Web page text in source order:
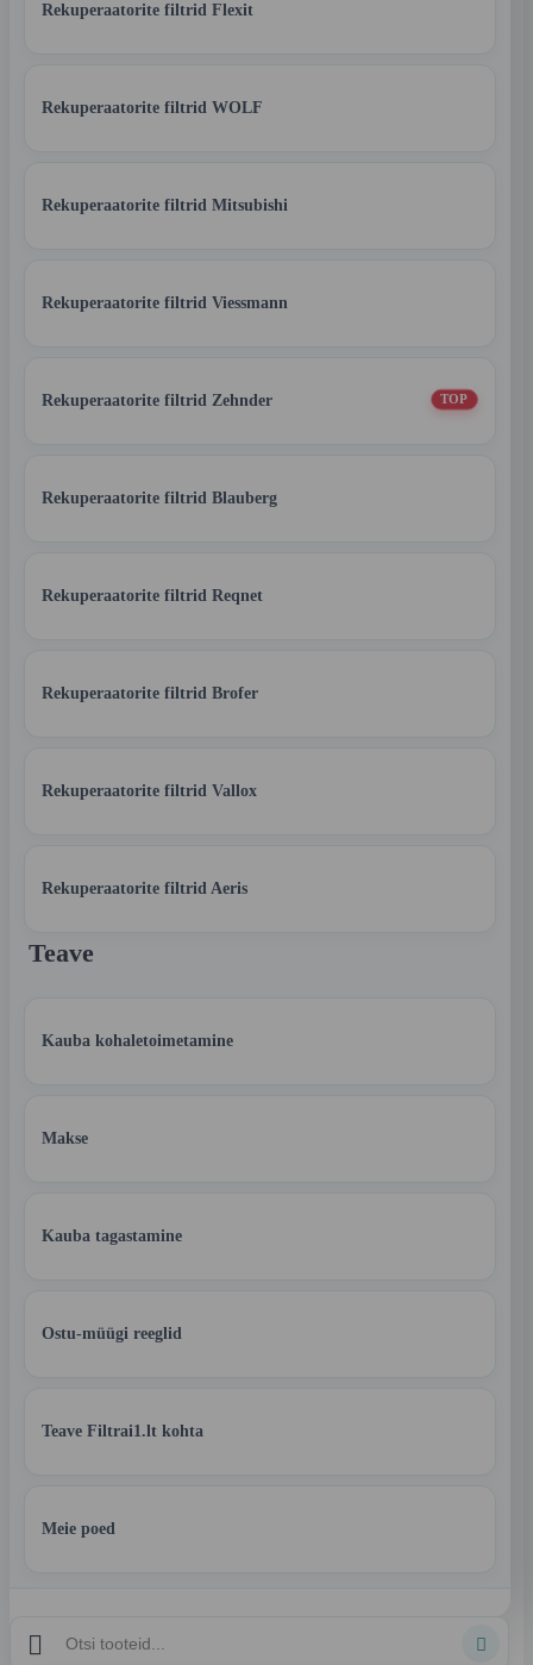
Rekuperaatorite filtrid Flexit
Rekuperaatorite filtrid WOLF
Rekuperaatorite filtrid Mitsubishi
Rekuperaatorite filtrid Viessmann
Rekuperaatorite filtrid Zehnder TOP
Rekuperaatorite filtrid Blauberg
Rekuperaatorite filtrid Reqnet
Rekuperaatorite filtrid Brofer
Rekuperaatorite filtrid Vallox
Rekuperaatorite filtrid Aeris
Teave
Kauba kohaletoimetamine
Makse
Kauba tagastamine
Ostu-müügi reeglid
Teave Filtrai1.lt kohta
Meie poed
 